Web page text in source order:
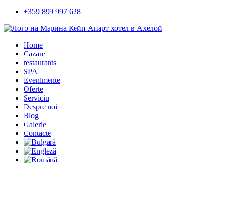
+359 899 997 628
Home
Cazare
restaurants
SPA
Evenimente
Oferte
Serviciu
Despre noi
Blog
Galerie
Contacte